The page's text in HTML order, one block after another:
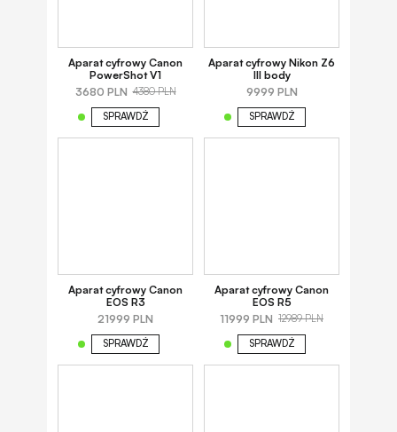
Aparat cyfrowy Canon
PowerShot V1
3680 PLN 4380 PLN
SPRAWDŹ
Aparat cyfrowy Nikon Z6
III body
9999 PLN
SPRAWDŹ
Aparat cyfrowy Canon
EOS R3
21999 PLN
SPRAWDŹ
Aparat cyfrowy Canon
EOS R5
11999 PLN 12989 PLN
SPRAWDŹ